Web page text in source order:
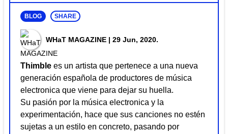
BLOG SHARE
WHaT MAGAZINE | 29 Jun, 2020.
Thimble es un artista que pertenece a una nueva
generación española de productores de música
electronica que viene para dejar su huella.
Su pasión por la música electronica y la
experimentación, hace que sus canciones no estén
sujetas a un estilo en concreto, pasando por